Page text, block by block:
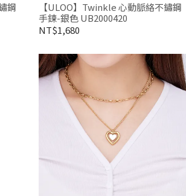
鋼
【ULOO】Twinkle 心動脈絡不鏽鋼
手鍊-銀色 UB2000420
NT$1,680